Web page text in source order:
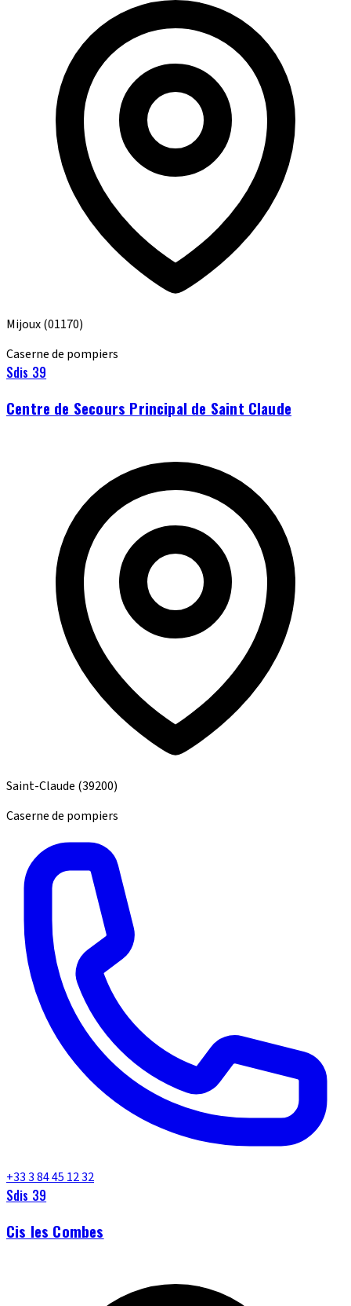
Mijoux(01170)
Caserne de pompiers
Sdis 39
Centre de Secours Principal de Saint Claude
Saint-Claude (39200)
Caserne de pompiers
+33 3 84 45 12 32
Sdis 39
Cis les Combes